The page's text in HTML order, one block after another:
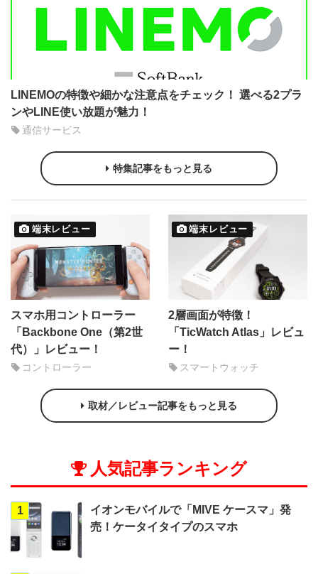
LINEMOの特徴や細かな注意点をチェック！ 選べる2プラ
ンやLINE使い放題が魅力！
通信サービス
特集記事をもっと見る
端末レビュー
スマホ用コントローラー
「Backbone One（第2世
代）」レビュー！
コントローラー
端末レビュー
2層画面が特徴！
「TicWatch Atlas」レビュ
ー！
スマートウォッチ
取材／レビュー記事をもっと見る
人気記事ランキング
1
イオンモバイルで「MIVE ケースマ」発
売！ケータイタイプのスマホ